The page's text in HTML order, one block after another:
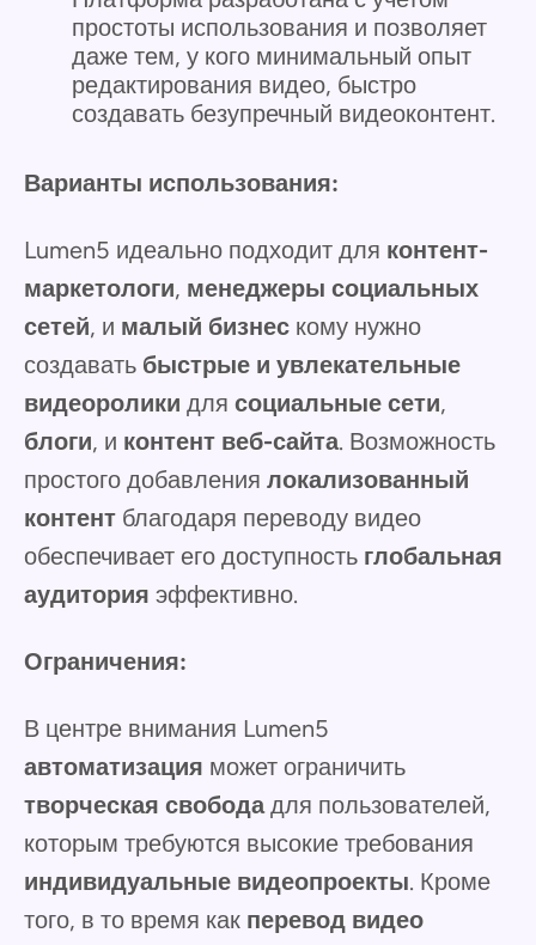
простоты использования и позволяет
даже тем, у кого минимальный опыт
редактирования видео, быстро
создавать безупречный видеоконтент.
Варианты использования:
Lumen5 идеально подходит для контент-
маркетологи, менеджеры социальных
сетей, и малый бизнес кому нужно
создавать быстрые и увлекательные
видеоролики для социальные сети,
блоги, и контент веб-сайта. Возможность
простого добавления локализованный
контент благодаря переводу видео
обеспечивает его доступность глобальная
аудитория эффективно.
Ограничения:
В центре внимания Lumen5
автоматизация может ограничить
творческая свободадля пользователей,
которым требуются высокие требования
индивидуальные видеопроекты. Кроме
того, в то время как перевод видео